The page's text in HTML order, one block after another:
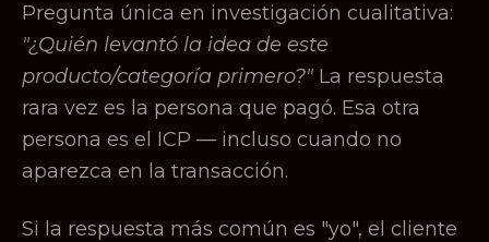
Pregunta única en investigación cualitativa:
"¿Quién levantó la idea de este
producto/categoría primero?" La respuesta
rara vez es la persona que pagó. Esa otra
persona es el ICP — incluso cuando no
aparezca en la transacción.
Si la respuesta más común es "yo", el cliente